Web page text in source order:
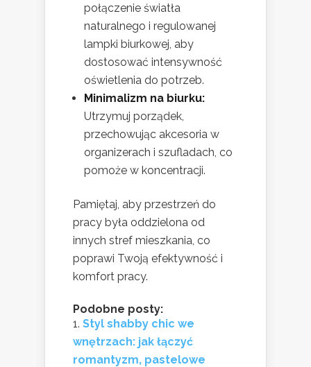
połączenie światła
naturalnego i regulowanej
lampki biurkowej, aby
dostosować intensywność
oświetlenia do potrzeb.
Minimalizm na biurku:
Utrzymuj porządek,
przechowując akcesoria w
organizerach i szufladach, co
pomoże w koncentracji.
Pamiętaj, aby przestrzeń do
pracy była oddzielona od
innych stref mieszkania, co
poprawi Twoją efektywność i
komfort pracy.
Podobne posty:
Styl shabby chic we
wnętrzach: jak łączyć
romantyzm, pastelowe